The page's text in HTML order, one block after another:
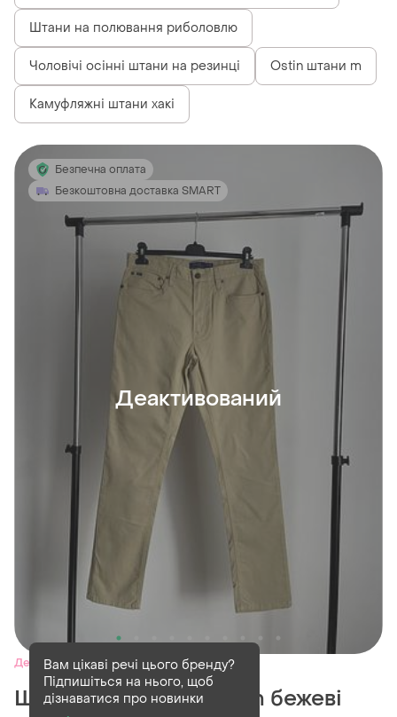
Штани на полювання риболовлю
Чоловічі осінні штани на резинці Ostin штани m
Камуфляжні штани хакі
Безпечна оплата
Безкоштовна доставка SMART
Деактивований
Деактивований1 шт
Штани polo ralph lauren бежеві
Вам цікаві речі цього бренду?
Підпишіться на нього, щоб
дізнаватися про новинки